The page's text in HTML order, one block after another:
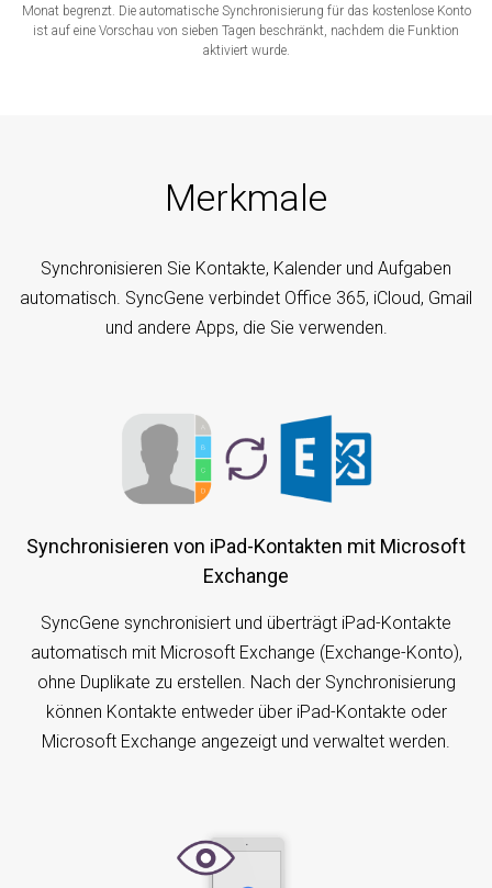
Monat begrenzt. Die automatische Synchronisierung für das kostenlose Konto
ist auf eine Vorschau von sieben Tagen beschränkt, nachdem die Funktion
aktiviert wurde.
Merkmale
Synchronisieren Sie Kontakte, Kalender und Aufgaben
automatisch. SyncGene verbindet Office 365, iCloud, Gmail
und andere Apps, die Sie verwenden.
Synchronisieren von iPad-Kontakten mit Microsoft
Exchange
SyncGene synchronisiert und überträgt iPad-Kontakte
automatisch mit Microsoft Exchange (Exchange-Konto),
ohne Duplikate zu erstellen. Nach der Synchronisierung
können Kontakte entweder über iPad-Kontakte oder
Microsoft Exchange angezeigt und verwaltet werden.